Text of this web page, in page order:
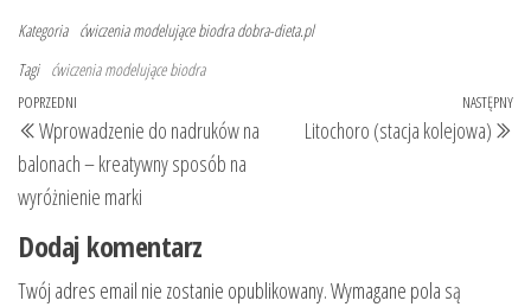
Kategoria ćwiczenia modelujące biodra dobra-dieta.pl
Tagi ćwiczenia modelujące biodra
Nawigacja
wpisu
Poprzedni
wpis
POPRZEDNI
Wprowadzenie do nadruków na
balonach – kreatywny sposób na
wyróżnienie marki
NASTĘPNY
Litochoro (stacja kolejowa)
Dodaj komentarz
Twój adres email nie zostanie opublikowany.Wymagane pola są